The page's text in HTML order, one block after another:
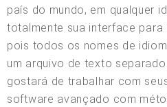
país do mundo, em qualquer
totalmente sua interface para
pois todos os nomes de
um arquivo de texto
gostará de trabalhar com
software avançado com